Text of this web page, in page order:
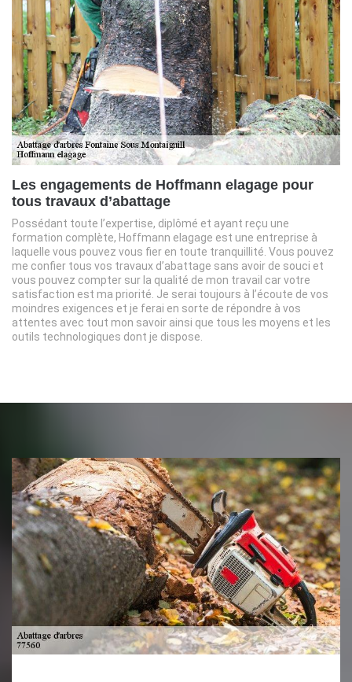
Les engagements de Hoffmann elagage pour
tous travaux d’abattage
Possédant toute l’expertise, diplômé et ayant reçu une
formation complète, Hoffmann elagage est une entreprise à
laquelle vous pouvez vous fier en toute tranquillité. Vous pouvez
me confier tous vos travaux d’abattage sans avoir de souci et
vous pouvez compter sur la qualité de mon travail car votre
satisfaction est ma priorité. Je serai toujours à l’écoute de vos
moindres exigences et je ferai en sorte de répondre à vos
attentes avec tout mon savoir ainsi que tous les moyens et les
outils technologiques dont je dispose.